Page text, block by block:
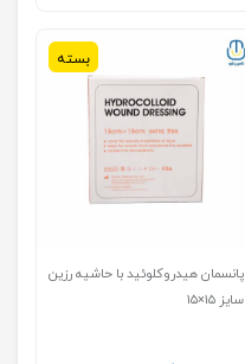
بسته
پانسمان هیدروکلوئید با حاشیه رزین
سایز ۱۵×۱۵